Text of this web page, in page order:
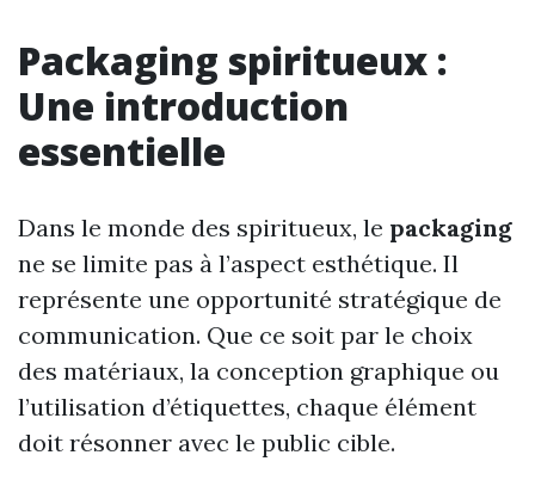
Packaging spiritueux :
Une introduction
essentielle
Dans le monde des spiritueux, le packaging
ne se limite pas à l’aspect esthétique. Il
représente une opportunité stratégique de
communication. Que ce soit par le choix
des matériaux, la conception graphique ou
l’utilisation d’étiquettes, chaque élément
doit résonner avec le public cible.